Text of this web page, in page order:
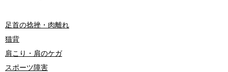
足首の捻挫・肉離れ
猫背
肩こり・肩のケガ
スポーツ障害